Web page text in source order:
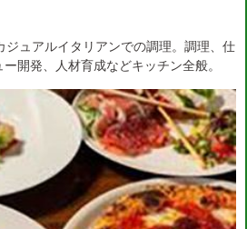
ジュアルイタリアンでの調理。調理、仕
ー開発、人材育成などキッチン全般。